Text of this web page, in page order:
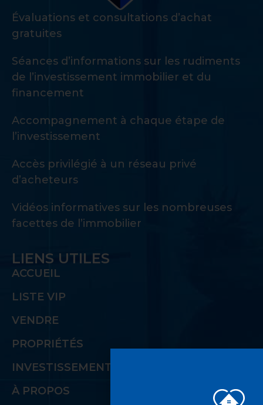
Évaluations et consultations d’achat
gratuites
Séances d’informations sur les rudiments
de l’investissement immobilier et du
financement
Accompagnement à chaque étape de
l’investissement
Accès privilégié à un réseau privé
d’acheteurs
Vidéos informatives sur les nombreuses
facettes de l’immobilier
LIENS UTILES
ACCUEIL
LISTE VIP
VENDRE
PROPRIÉTÉS
INVESTISSEMENT
À PROPOS